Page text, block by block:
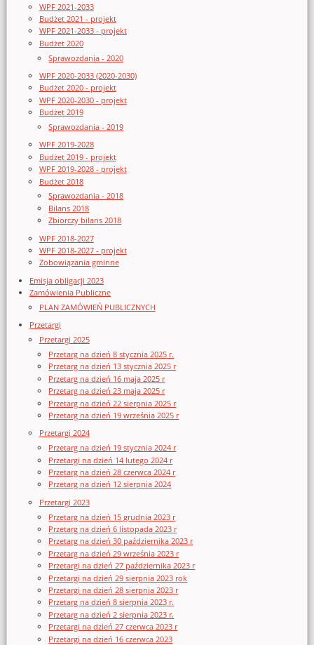
WPF 2021-2033
Budżet 2021 - projekt
WPF 2021-2033 - projekt
Budżet 2020
Sprawozdania - 2020
WPF 2020-2033 (2020-2030)
Budżet 2020 - projekt
WPF 2020-2030 - projekt
Budżet 2019
Sprawozdania - 2019
WPF 2019-2028
Budżet 2019 - projekt
WPF 2019-2028 - projekt
Budżet 2018
Sprawozdania - 2018
Bilans 2018
Zbiorczy bilans 2018
WPF 2018-2027
WPF 2018-2027 - projekt
Zobowiązania gminne
Emisja obligacji 2023
Zamówienia Publiczne
PLAN ZAMÓWIEŃ PUBLICZNYCH
Przetargi
Przetargi 2025
Przetarg na dzień 8 stycznia 2025 r.
Przetarg na dzień 13 stycznia 2025 r
Przetarg na dzień 16 maja 2025 r
Przetarg na dzień 23 maja 2025 r
Przetarg na dzień 22 sierpnia 2025 r
Przetarg na dzień 19 września 2025 r
Przetargi 2024
Przetarg na dzień 19 stycznia 2024 r
Przetargi na dzień 14 lutego 2024 r
Przetarg na dzień 28 czerwca 2024 r
Przetarg na dzień 12 sierpnia 2024
Przetargi 2023
Przetarg na dzień 15 grudnia 2023 r
Przetarg na dzień 6 listopada 2023 r
Przetarg na dzień 30 października 2023 r
Przetarg na dzień 29 września 2023 r
Przetargi na dzień 27 października 2023 r
Przetargi na dzień 29 sierpnia 2023 rok
Przetargi na dzień 28 sierpnia 2023 r
Przetarg na dzień 8 sierpnia 2023 r.
Przetarg na dzień 2 sierpnia 2023 r.
Przetargi na dzień 27 czerwca 2023 r
Przetargi na dzień 16 czerwca 2023